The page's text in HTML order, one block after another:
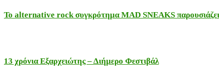
Το alternative rock συγκρότημα MAD SNEAKS
13 χρόνια Εξαρχειώτης – Διήμερο Φεστιβάλ